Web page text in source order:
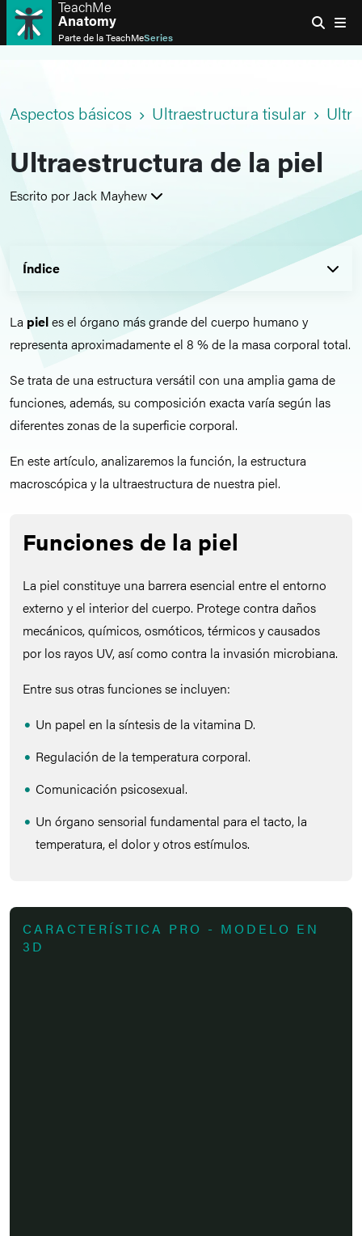
TeachMe
Anatomy
Parte de laTeachMeSeries
Aspectos básicos Ultraestructura tisular
Ultraestructura de la piel
Escrito por Jack Mayhew
Índice
La pieles el órgano más grande del cuerpo humano y
representa aproximadamente el 8 % de la masa corporal total.
Se trata de una estructura versátil con una amplia gama de
funciones, además, su composición exacta varía según las
diferentes zonas de la superficie corporal.
En este artículo, analizaremos la función, la estructura
macroscópica y la ultraestructura de nuestra piel.
Funciones de la piel
La piel constituye una barrera esencial entre el entorno
externo y el interior del cuerpo. Protege contra daños
mecánicos, químicos, osmóticos, térmicos y causados
por los rayos UV, así como contra la invasión microbiana.
Entre sus otras funciones se incluyen:
Un papel en la síntesis de la vitamina D.
Regulación de la temperatura corporal.
Comunicación psicosexual.
Un órgano sensorial fundamental para el tacto, la
temperatura, el dolor y otros estímulos.
CARACTERÍSTICA PRO - MODELO EN
3D